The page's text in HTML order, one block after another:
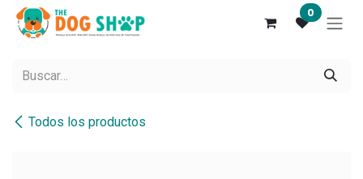
Ir al contenido 0
Todos los productos